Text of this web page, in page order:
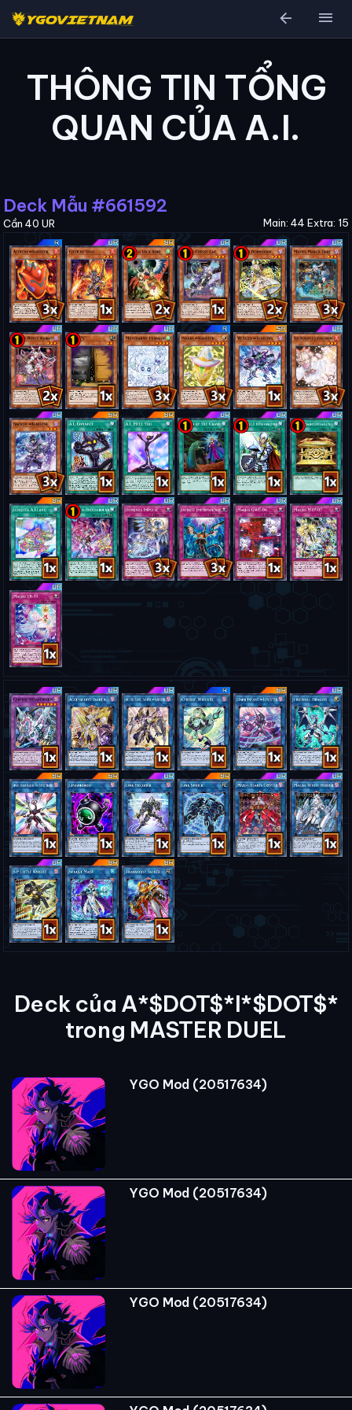
arrow_back menu
THÔNG TIN TỔNG
QUAN CỦA A.I.
Deck Mẫu #661592
Cần 40 UR Main: 44 Extra: 15
Deck của A*$DOT$*I*$DOT$*
trong MASTER DUEL
YGO Mod (20517634)
YGO Mod (20517634)
YGO Mod (20517634)